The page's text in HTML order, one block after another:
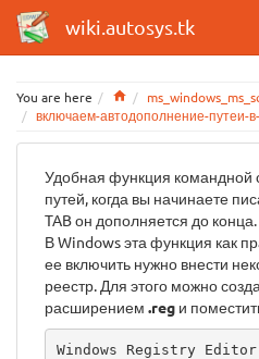
wiki.autosys.tk
You are here Home
включаем-автодополнение-путеи-
Удобная функция командной
путей, когда вы начинаете
TAB он дополняется до конца.
В Windows эта функция как
ее включить нужно внести
реестр. Для этого можно
расширением .reg и
Windows Registry